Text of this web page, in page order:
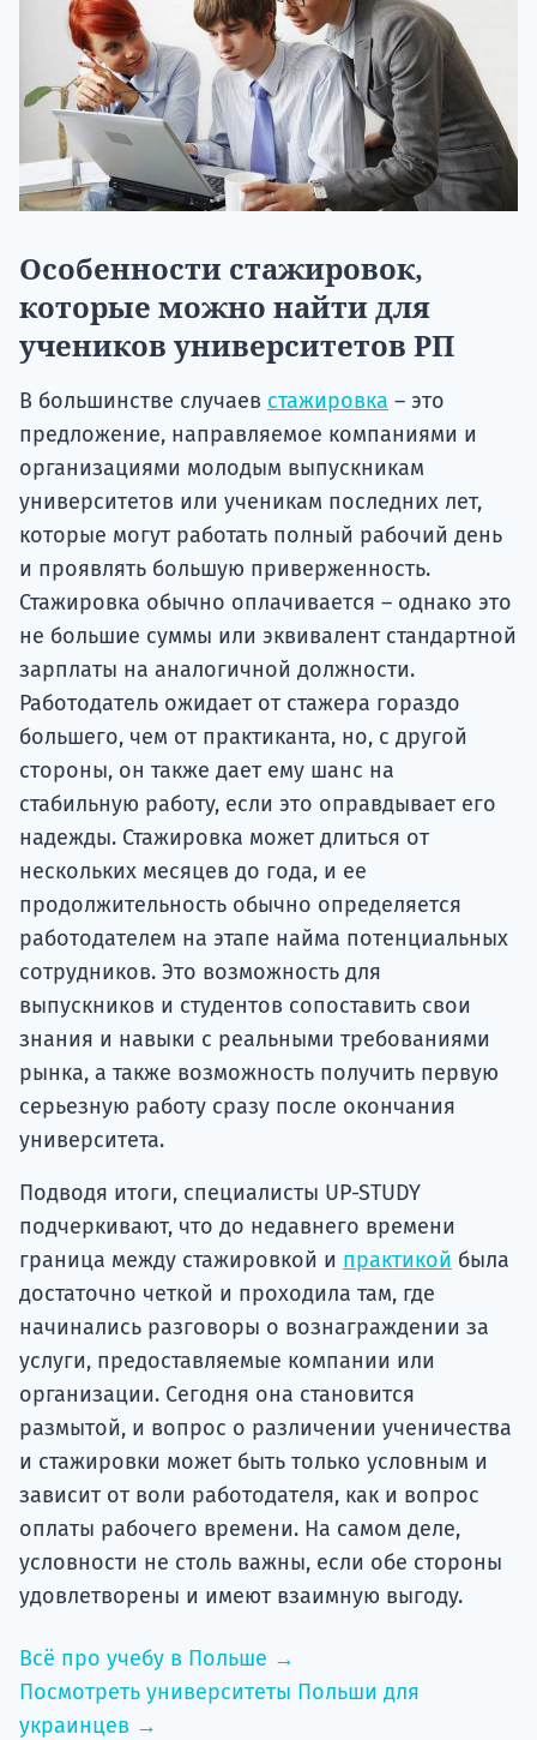
Особенности стажировок,
которые можно найти для
учеников университетов РП
В большинстве случаев стажировка – это
предложение, направляемое компаниями и
организациями молодым выпускникам
университетов или ученикам последних лет,
которые могут работать полный рабочий день
и проявлять большую приверженность.
Стажировка обычно оплачивается – однако это
не большие суммы или эквивалент стандартной
зарплаты на аналогичной должности.
Работодатель ожидает от стажера гораздо
большего, чем от практиканта, но, с другой
стороны, он также дает ему шанс на
стабильную работу, если это оправдывает его
надежды. Стажировка может длиться от
нескольких месяцев до года, и ее
продолжительность обычно определяется
работодателем на этапе найма потенциальных
сотрудников. Это возможность для
выпускников и студентов сопоставить свои
знания и навыки с реальными требованиями
рынка, а также возможность получить первую
серьезную работу сразу после окончания
университета.
Подводя итоги, специалисты UP-STUDY
подчеркивают, что до недавнего времени
граница между стажировкой и практикой была
достаточно четкой и проходила там, где
начинались разговоры о вознаграждении за
услуги, предоставляемые компании или
организации. Сегодня она становится
размытой, и вопрос о различении ученичества
и стажировки может быть только условным и
зависит от воли работодателя, как и вопрос
оплаты рабочего времени. На самом деле,
условности не столь важны, если обе стороны
удовлетворены и имеют взаимную выгоду.
Всё про учебу в Польше →
Посмотреть университеты Польши для
украинцев →